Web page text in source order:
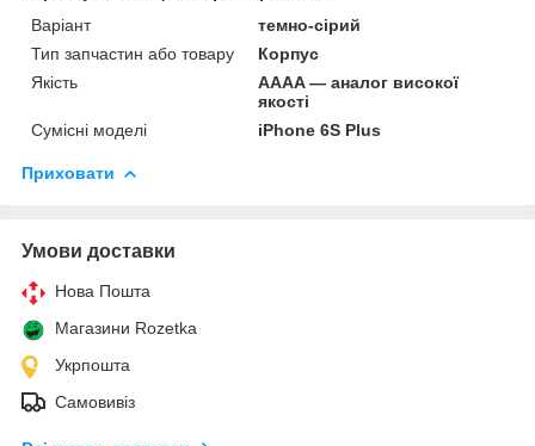
Варіант
темно-сірий
Тип запчастин або товару
Корпус
Якість
AAAA — аналог високої
якості
Сумісні моделі
iPhone 6S Plus
Приховати
Умови доставки
Нова Пошта
Магазини Rozetka
Укрпошта
Самовивіз